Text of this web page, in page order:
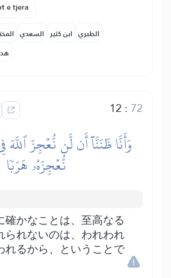
e tjera
السعدي ابن كثير الطبري
12 : 72
وَأَنَّا ظَنَنَّآ أَن لَّن نُّعۡجِزَ
نُّعۡجِزَهُۥ هَرَبٗا
確かなことは、至高なる
られないのは、われわれ
れるから、ということで